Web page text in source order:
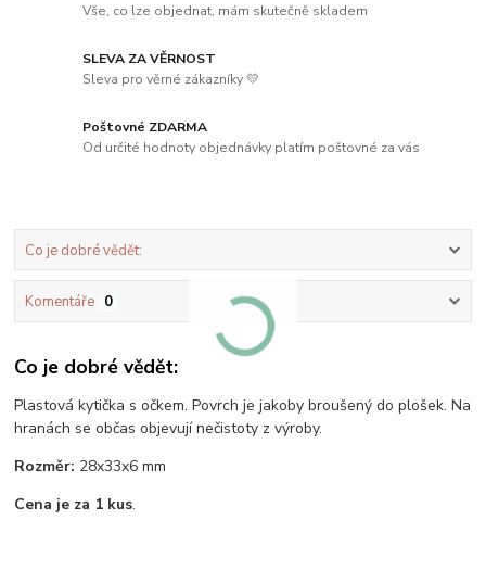
Vše, co lze objednat, mám skutečně skladem
SLEVA ZA VĚRNOST
Sleva pro věrné zákazníky 💛
Poštovné ZDARMA
Od určité hodnoty objednávky platím poštovné za vás
Co je dobré vědět:
Komentáře 0
Co je dobré vědět:
Plastová kytička s očkem. Povrch je jakoby broušený do plošek. Na
hranách se občas objevují nečistoty z výroby.
Rozměr: 28x33x6 mm
Cena je za 1 kus.